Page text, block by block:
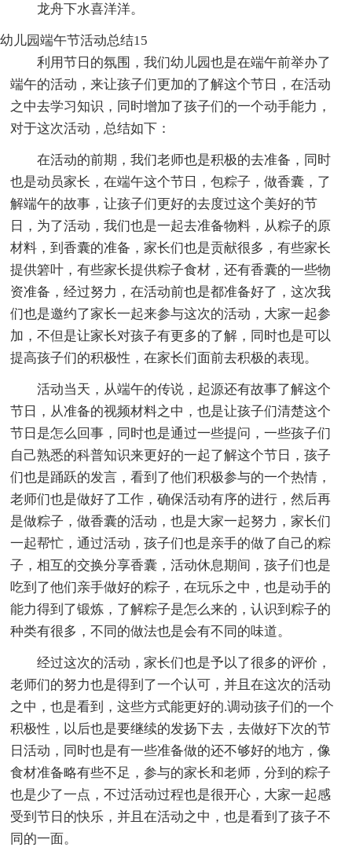
龙舟下水喜洋洋。
幼儿园端午节活动总结15
利用节日的氛围，我们幼儿园也是在端午前举办了
端午的活动，来让孩子们更加的了解这个节日，在活动
之中去学习知识，同时增加了孩子们的一个动手能力，
对于这次活动，总结如下：
在活动的前期，我们老师也是积极的去准备，同时
也是动员家长，在端午这个节日，包粽子，做香囊，了
解端午的故事，让孩子们更好的去度过这个美好的节
日，为了活动，我们也是一起去准备物料，从粽子的原
材料，到香囊的准备，家长们也是贡献很多，有些家长
提供箬叶，有些家长提供粽子食材，还有香囊的一些物
资准备，经过努力，在活动前也是都准备好了，这次我
们也是邀约了家长一起来参与这次的活动，大家一起参
加，不但是让家长对孩子有更多的了解，同时也是可以
提高孩子们的积极性，在家长们面前去积极的表现。
活动当天，从端午的传说，起源还有故事了解这个
节日，从准备的视频材料之中，也是让孩子们清楚这个
节日是怎么回事，同时也是通过一些提问，一些孩子们
自己熟悉的科普知识来更好的一起了解这个节日，孩子
们也是踊跃的发言，看到了他们积极参与的一个热情，
老师们也是做好了工作，确保活动有序的进行，然后再
是做粽子，做香囊的活动，也是大家一起努力，家长们
一起帮忙，通过活动，孩子们也是亲手的做了自己的粽
子，相互的交换分享香囊，活动休息期间，孩子们也是
吃到了他们亲手做好的粽子，在玩乐之中，也是动手的
能力得到了锻炼，了解粽子是怎么来的，认识到粽子的
种类有很多，不同的做法也是会有不同的味道。
经过这次的活动，家长们也是予以了很多的评价，
老师们的努力也是得到了一个认可，并且在这次的活动
之中，也是看到，这些方式能更好的.调动孩子们的一个
积极性，以后也是要继续的发扬下去，去做好下次的节
日活动，同时也是有一些准备做的还不够好的地方，像
食材准备略有些不足，参与的家长和老师，分到的粽子
也是少了一点，不过活动过程也是很开心，大家一起感
受到节日的快乐，并且在活动之中，也是看到了孩子不
同的一面。